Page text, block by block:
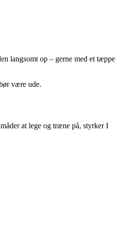
langsomt op – gerne med et tæppe
være ude.
at lege og træne på, styrker I